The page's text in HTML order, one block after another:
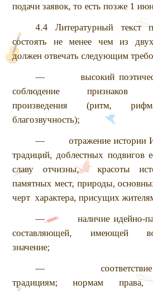
подачи заявок, то есть позже 1
4.4 Литературный текст
состоять не менее чем из
должен отвечать следующим
— высокий
соблюдение признаков
произведения (ритм,
благозвучность);
— отражение истории
традиций, доблестных подвигов
славу отчизны, красоты
памятных мест, природы,
черт характера, присущих
— наличие идейно-
составляющей, имеющей
значение;
— соответствие
традициям; нормам